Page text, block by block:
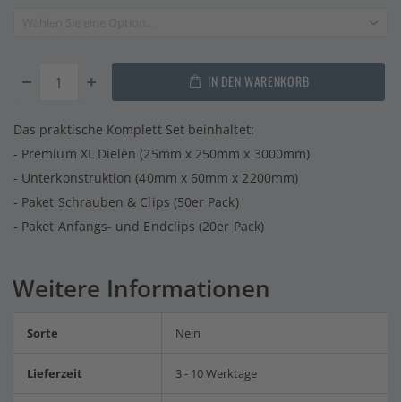
IN DEN WARENKORB
Das praktische Komplett Set beinhaltet:
- Premium XL Dielen (25mm x 250mm x 3000mm)
- Unterkonstruktion (40mm x 60mm x 2200mm)
- Paket Schrauben & Clips (50er Pack)
- Paket Anfangs- und Endclips (20er Pack)
Weitere Informationen
Sorte Nein
Lieferzeit 3 - 10 Werktage